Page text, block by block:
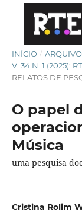
INÍCIO /
V. 34 N. 1 (2025):
RELATOS DE
O papel
Música
uma pesquisa
Cristina Rolim